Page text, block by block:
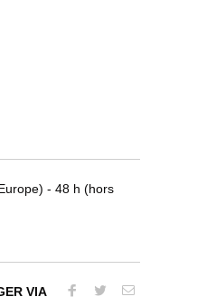
- 48 h (hors
VIA